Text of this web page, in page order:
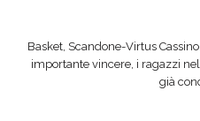
Basket, Scandone-Virtus
importante vincere, i ragazzi
già